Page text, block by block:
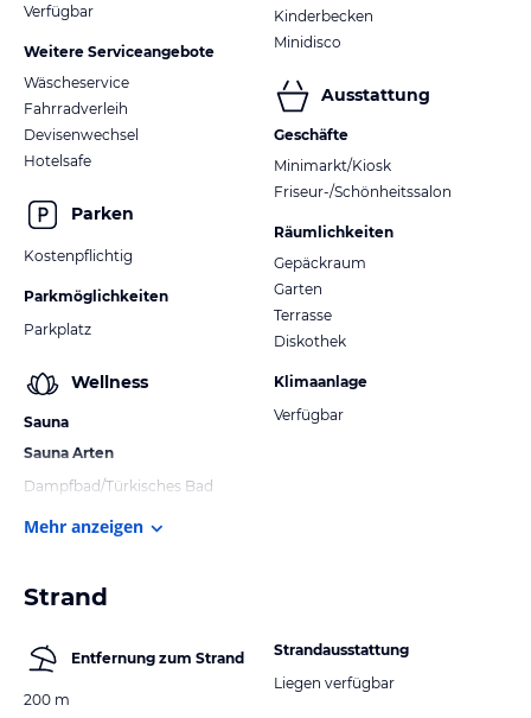
Verfügbar
Weitere Serviceangebote
Wäscheservice
Fahrradverleih
Devisenwechsel
Hotelsafe
Parken
Kostenpflichtig
Parkmöglichkeiten
Parkplatz
Wellness
Sauna
Sauna Arten
Dampfbad/Türkisches Bad
Kinderbecken
Minidisco
Ausstattung
Geschäfte
Minimarkt/Kiosk
Friseur-/Schönheitssalon
Räumlichkeiten
Gepäckraum
Garten
Terrasse
Diskothek
Klimaanlage
Verfügbar
Mehr anzeigen
Strand
Entfernung zum Strand
200 m
Strandausstattung
Liegen verfügbar